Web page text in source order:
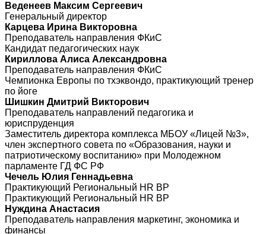
Веденеев Максим Сергеевич
Генеральный директор
Карцева Ирина Викторовна
Преподаватель направления ФКиС
Кандидат педагогических наук
Кириллова Алиса Александровна
Преподаватель направления ФКиС
Чемпионка Европы по тхэквондо, практикующий тренер
по йоге
Шишкин Дмитрий Викторович
Преподаватель направлений педагогика и
юриспруденция
Заместитель директора комплекса МБОУ «Лицей №3»,
член экспертного совета по «Образования, науки и
патриотическому воспитанию» при Молодежном
парламенте ГД ФС РФ
Чечель Юлия Геннадьевна
Практикующий Региональный HR BP
Практикующий Региональный HR BP
Нуждина Анастасия
Преподаватель направления маркетинг, экономика и
финансы